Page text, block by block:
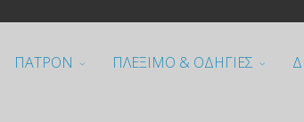
ΠΑΤΡΟΝ ΠΛΕΞΙΜΟ & ΟΔΗΓΙΕΣ